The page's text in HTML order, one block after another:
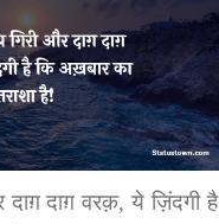
दाग़ दाग़ वरक़, ये ज़िंदगी है